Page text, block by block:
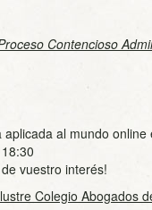
Contencioso
al mundo
vuestro interés!
Colegio Abogados